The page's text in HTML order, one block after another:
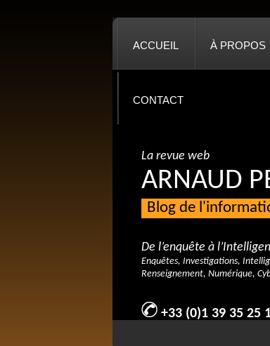
ACCUEIL À PROPOS
CONTACT
La revue web
ARNAUD
Blog de
De l’enquête à
Enquêtes, Investigations,
Renseignement, Numérique,
+33 (0)1 39 35 25